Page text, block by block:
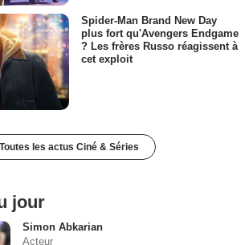
Spider-Man Brand New Day
plus fort qu'Avengers Endgame
? Les frères Russo réagissent à
cet exploit
Toutes les actus Ciné & Séries
jour
Simon Abkarian
Acteur